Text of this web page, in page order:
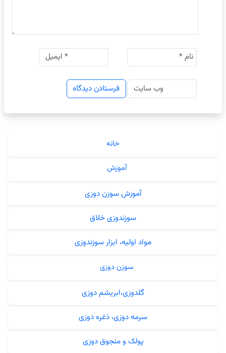
خانه
آموزش
آموزش سوزن دوزی
سوزندوزی خلاق
مواد اولیه، ابزار سوزندوزی
سوزن دوزی
گلدوزی،ابریشم دوزی
سرمه دوزی، ذغره دوزی
پولک و منجوق دوزی